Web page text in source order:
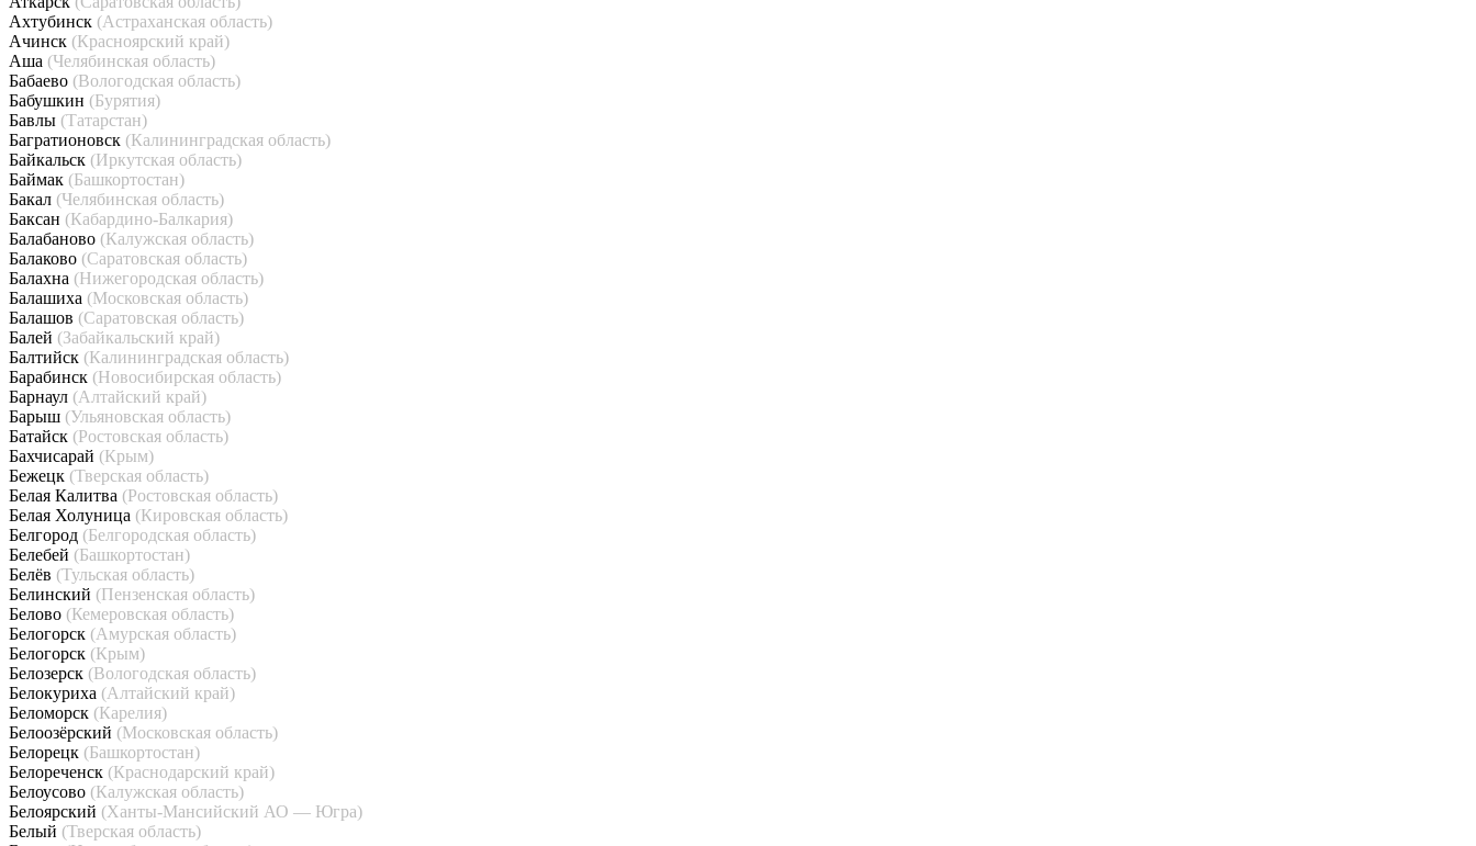
Ахтубинск (Астраханская область)
Ачинск (Красноярский край)
Аша (Челябинская область)
Бабаево (Вологодская область)
Бабушкин (Бурятия)
Бавлы (Татарстан)
Багратионовск (Калининградская область)
Байкальск (Иркутская область)
Баймак (Башкортостан)
Бакал (Челябинская область)
Баксан (Кабардино-Балкария)
Балабаново (Калужская область)
Балаково (Саратовская область)
Балахна (Нижегородская область)
Балашиха (Московская область)
Балашов (Саратовская область)
Балей (Забайкальский край)
Балтийск (Калининградская область)
Барабинск (Новосибирская область)
Барнаул (Алтайский край)
Барыш (Ульяновская область)
Батайск (Ростовская область)
Бахчисарай (Крым)
Бежецк (Тверская область)
Белая Калитва (Ростовская область)
Белая Холуница (Кировская область)
Белгород (Белгородская область)
Белебей (Башкортостан)
Белёв (Тульская область)
Белинский (Пензенская область)
Белово (Кемеровская область)
Белогорск (Амурская область)
Белогорск (Крым)
Белозерск (Вологодская область)
Белокуриха (Алтайский край)
Беломорск (Карелия)
Белоозёрский (Московская область)
Белорецк (Башкортостан)
Белореченск (Краснодарский край)
Белоусово (Калужская область)
Белоярский (Ханты-Мансийский АО — Югра)
Белый (Тверская область)